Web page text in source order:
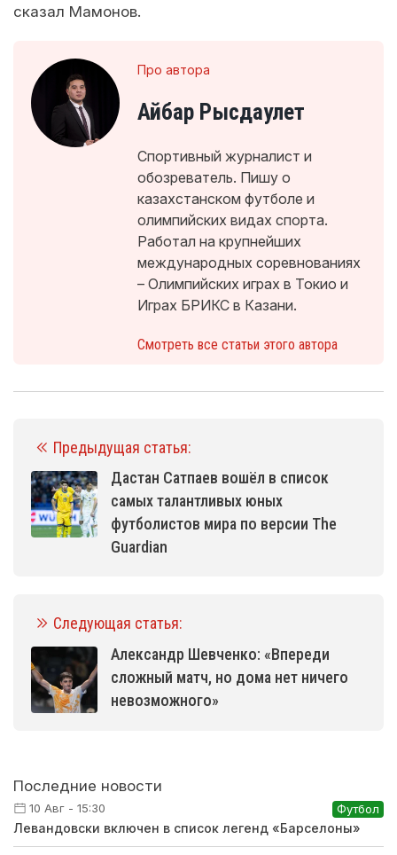
сказал Мамонов.
Про автора
Айбар Рысдаулет
Спортивный журналист и
обозреватель. Пишу о
казахстанском футболе и
олимпийских видах спорта.
Работал на крупнейших
международных соревнованиях
– Олимпийских играх в Токио и
Играх БРИКС в Казани.
Смотреть все статьи этого автора
Предыдущая статья:
Дастан Сатпаев вошёл в список
самых талантливых юных
футболистов мира по версии The
Guardian
Следующая статья:
Александр Шевченко: «Впереди
сложный матч, но дома нет ничего
невозможного»
Последние новости
10 Авг - 15:30 Футбол
Левандовски включен в список легенд «Барселоны»